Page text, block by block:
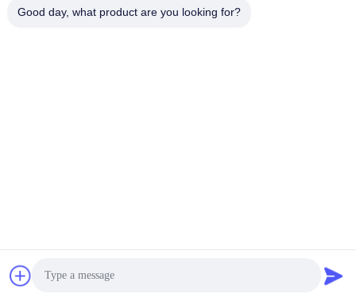
우리의 뉴스레터
중국 좋은 품질 올인원 시리즈 공급업체. 저작권 © 2026 Shenzhen Kinstone
D&T Develop Co., Ltd 모두 모든 권리 보호
Good day, what product are you looking for?